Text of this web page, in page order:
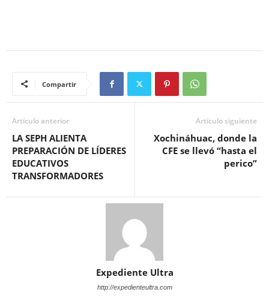
Compartir
Artículo anterior
LA SEPH ALIENTA
PREPARACIÓN DE LÍDERES
EDUCATIVOS
TRANSFORMADORES
Artículo siguiente
Xochináhuac, donde la
CFE se llevó “hasta el
perico”
Expediente Ultra
http://expedienteultra.com